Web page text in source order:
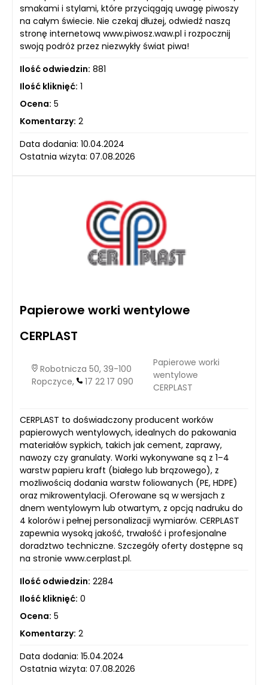
smakami i stylami, które przyciągają uwagę piwoszy
na całym świecie. Nie czekaj dłużej, odwiedź naszą
stronę internetową www.piwosz.waw.pl i rozpocznij
swoją podróż przez niezwykły świat piwa!
Ilość odwiedzin: 881
Ilość kliknięć: 1
Ocena: 5
Komentarzy: 2
Data dodania: 10.04.2024
Ostatnia wizyta: 07.08.2026
Papierowe worki wentylowe
CERPLAST
Robotnicza 50, 39-100
Ropczyce,
17 22 17 090
Papierowe worki
wentylowe
CERPLAST
CERPLAST to doświadczony producent worków
papierowych wentylowych, idealnych do pakowania
materiałów sypkich, takich jak cement, zaprawy,
nawozy czy granulaty. Worki wykonywane są z 1–4
warstw papieru kraft (białego lub brązowego), z
możliwością dodania warstw foliowanych (PE, HDPE)
oraz mikrowentylacji. Oferowane są w wersjach z
dnem wentylowym lub otwartym, z opcją nadruku do
4 kolorów i pełnej personalizacji wymiarów. CERPLAST
zapewnia wysoką jakość, trwałość i profesjonalne
doradztwo techniczne. Szczegóły oferty dostępne są
na stronie www.cerplast.pl.
Ilość odwiedzin: 2284
Ilość kliknięć: 0
Ocena: 5
Komentarzy: 2
Data dodania: 15.04.2024
Ostatnia wizyta: 07.08.2026